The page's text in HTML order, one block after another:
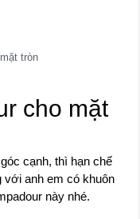
tròn
cho mặt
cạnh, thì hạn chế
với anh em có khuôn
này nhé.